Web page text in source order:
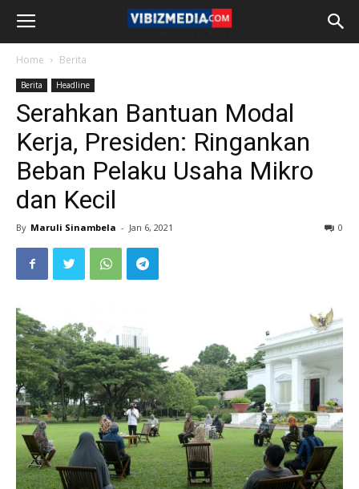
Home Berita
Berita Headline
Serahkan Bantuan Modal
Kerja, Presiden: Ringankan
Beban Pelaku Usaha Mikro
dan Kecil
By Maruli Sinambela - Jan 6, 2021 0